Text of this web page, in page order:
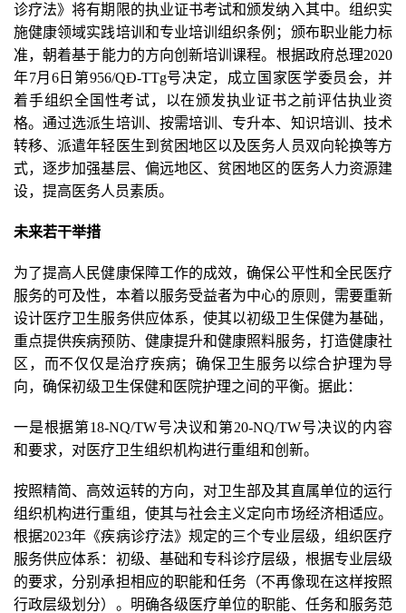
诊疗法》将有期限的执业证书考试和颁发纳入其中。组织实
施健康领域实践培训和专业培训组织条例；颁布职业能力标
准，朝着基于能力的方向创新培训课程。根据政府总理2020
年7月6日第956/QĐ-TTg号决定，成立国家医学委员会，并
着手组织全国性考试，以在颁发执业证书之前评估执业资
格。通过选派生培训、按需培训、专升本、知识培训、技术
转移、派遣年轻医生到贫困地区以及医务人员双向轮换等方
式，逐步加强基层、偏远地区、贫困地区的医务人力资源建
设，提高医务人员素质。
未来若干举措
为了提高人民健康保障工作的成效，确保公平性和全民医疗
服务的可及性，本着以服务受益者为中心的原则，需要重新
设计医疗卫生服务供应体系，使其以初级卫生保健为基础，
重点提供疾病预防、健康提升和健康照料服务，打造健康社
区，而不仅仅是治疗疾病；确保卫生服务以综合护理为导
向，确保初级卫生保健和医院护理之间的平衡。据此：
一是根据第18-NQ/TW号决议和第20-NQ/TW号决议的内容
和要求，对医疗卫生组织机构进行重组和创新。
按照精简、高效运转的方向，对卫生部及其直属单位的运行
组织机构进行重组，使其与社会主义定向市场经济相适应。
根据2023年《疾病诊疗法》规定的三个专业层级，组织医疗
服务供应体系：初级、基础和专科诊疗层级，根据专业层级
的要求，分别承担相应的职能和任务（不再像现在这样按照
行政层级划分）。明确各级医疗单位的职能、任务和服务范